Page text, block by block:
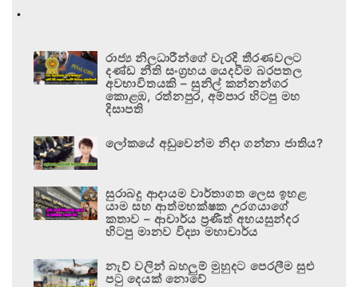
.
රාජ්‍ය නිලධාරීන්ගේ වැරදි තීරණවලට
දණ්ඩ නීති සංග්‍රහය යෙදවීම බරපතල
අවභාවිතයකි – සුනිල් කන්නන්ගර
කොළඹ, රත්නපුර, අම්පාර හිටපු මහ
දිසාපති
ලෝකයේ අඩුවෙන්ම නිදා ගන්නා ජාතිය?
සුරාබදු ආදායම වාර්තාගත ලෙස ඉහළ
යාම සහ ආත්මභක්ෂක උරගයාගේ
කතාව – ආචාර්ය ප්‍රණීත් අභයසුන්දර
හිටපු මානව විද්‍යා මහාචාර්ය
නැව් වලින් බහලුම් මුහුදට පෙරලීම සුළු
පටු දෙයක් නොවේ